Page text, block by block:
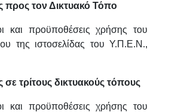
προς τον Δικτυακό Τόπο
και προϋποθέσεις χρήσης του
της ιστοσελίδας του Υ.Π.Ε.Ν.,
τρίτους δικτυακούς τόπους
και προϋποθέσεις χρήσης του